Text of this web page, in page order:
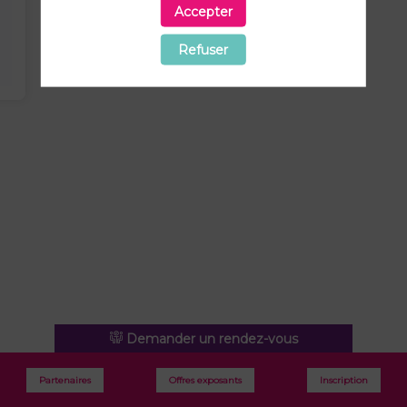
Demander un rendez-vous
Envoyer un message
Partager mes informations
Partenaires Offres exposants Inscription
Accepter
Refuser